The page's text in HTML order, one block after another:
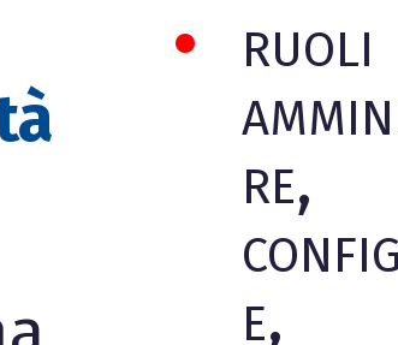
ruoli
re,
e,